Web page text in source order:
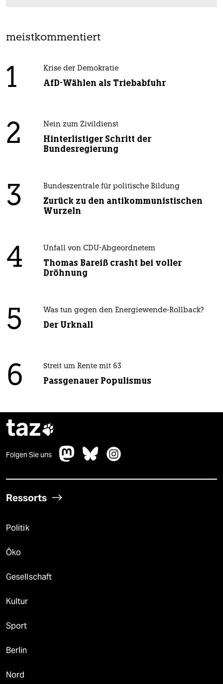
meistkommentiert
1 Krise der Demokratie
AfD-Wählen als Triebabfuhr
2 Nein zum Zivildienst
Hinterlistiger Schritt der
Bundesregierung
3 Bundeszentrale für politische Bildung
Zurück zu den antikommunistischen
Wurzeln
4 Unfall von CDU-Abgeordnetem
Thomas Bareiß crasht bei voller
Dröhnung
5 Was tun gegen den Energiewende-Rollback?
Der Urknall
6 Streit um Rente mit 63
Passgenauer Populismus
taz
Folgen Sie uns
Ressorts
Politik
Öko
Gesellschaft
Kultur
Sport
Berlin
Nord